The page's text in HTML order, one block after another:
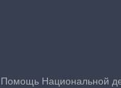
Помощь Национальной